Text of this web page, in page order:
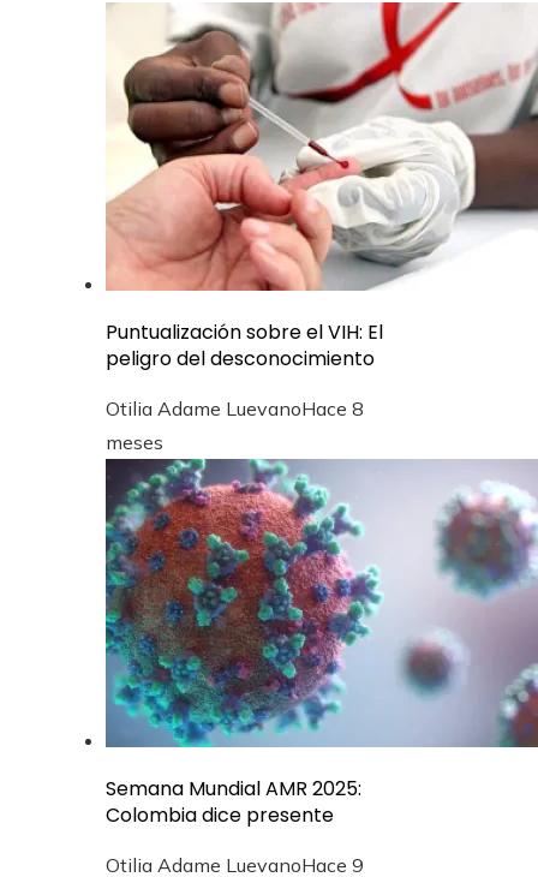
Puntualización sobre el VIH: El
peligro del desconocimiento
Otilia Adame LuevanoHace 8
meses
Semana Mundial AMR 2025:
Colombia dice presente
Otilia Adame LuevanoHace 9